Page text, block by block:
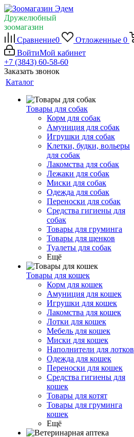
Дружелюбный
зоомагазин
Сравнение0 Отложенные 0
ВойтиМой кабинет
+7 (3843) 60-58-60
Заказать звонок
Каталог
Товары для собак
Корм для собак
Амуниция для собак
Игрушки для собак
Клетки, будки, вольеры
для собак
Лакомства для собак
Лежаки для собак
Миски для собак
Одежда для собак
Переноски для собак
Средства гигиены для
собак
Товары для груминга
Товары для щенков
Туалеты для собак
Ещё
Товары для кошек
Корм для кошек
Амуниция для кошек
Игрушки для кошек
Лакомства для кошек
Лотки для кошек
Мебель для кошек
Миски для кошек
Наполнители для лотков
Одежда для кошек
Переноски для кошек
Средства гигиены для
кошек
Товары для котят
Товары для груминга
кошек
Ещё